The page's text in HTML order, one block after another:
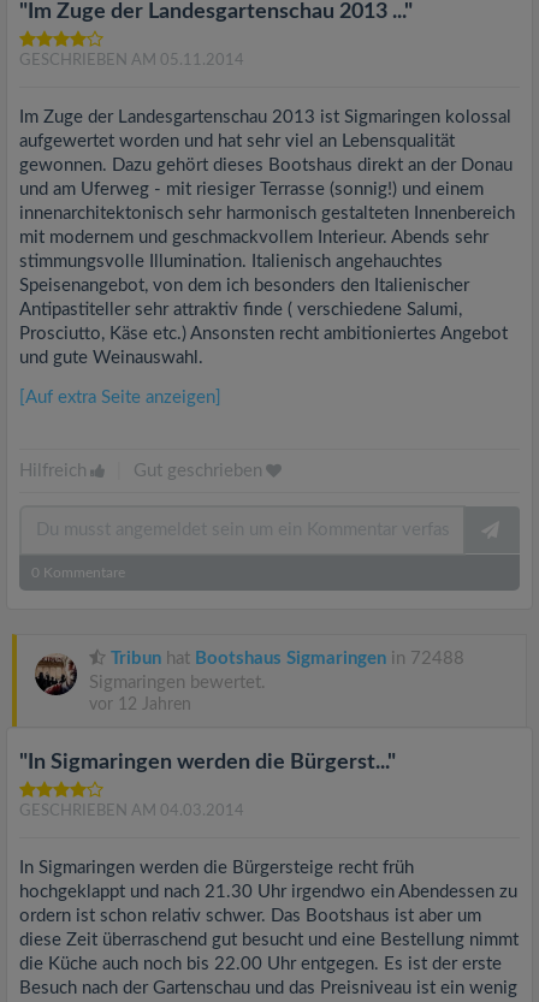
"Im Zuge der Landesgartenschau 2013 ..."
GESCHRIEBEN AM 05.11.2014
Im Zuge der Landesgartenschau 2013 ist Sigmaringen kolossal
aufgewertet worden und hat sehr viel an Lebensqualität
gewonnen. Dazu gehört dieses Bootshaus direkt an der Donau
und am Uferweg - mit riesiger Terrasse (sonnig!) und einem
innenarchitektonisch sehr harmonisch gestalteten Innenbereich
mit modernem und geschmackvollem Interieur. Abends sehr
stimmungsvolle Illumination. Italienisch angehauchtes
Speisenangebot, von dem ich besonders den Italienischer
Antipastiteller sehr attraktiv finde ( verschiedene Salumi,
Prosciutto, Käse etc.) Ansonsten recht ambitioniertes Angebot
und gute Weinauswahl.
[Auf extra Seite anzeigen]
Hilfreich Gut geschrieben
0 Kommentare
Tribun hat Bootshaus Sigmaringen in 72488
Sigmaringen bewertet.
vor 12 Jahren
"In Sigmaringen werden die Bürgerst..."
GESCHRIEBEN AM 04.03.2014
In Sigmaringen werden die Bürgersteige recht früh
hochgeklappt und nach 21.30 Uhr irgendwo ein Abendessen zu
ordern ist schon relativ schwer. Das Bootshaus ist aber um
diese Zeit überraschend gut besucht und eine Bestellung nimmt
die Küche auch noch bis 22.00 Uhr entgegen. Es ist der erste
Besuch nach der Gartenschau und das Preisniveau ist ein wenig